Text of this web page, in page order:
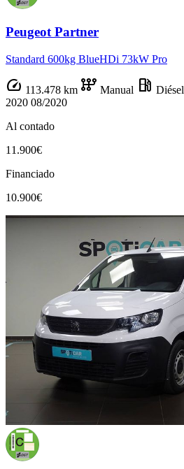
Peugeot Partner
Standard 600kg BlueHDi 73kW Pro
speed 113.478 km auto_transmission Manual local_gas_station Diésel
2020 08/2020
Al contado
11.900€
Financiado
10.900€